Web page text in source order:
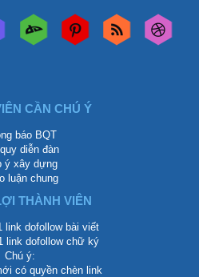
CẦN CHÚ Ý
báo BQT
diễn đàn
ý xây dựng
luận chung
THÀNH VIÊN
dofollow bài viết
link dofollow chữ ký
Chú ý:
có quyền chèn link